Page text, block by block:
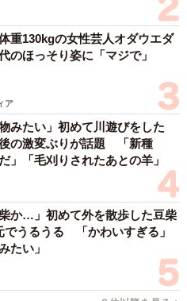
重130kgの女性芸人オダウエダ
ほっそり姿に「マジで」
ア
みたい」初めて川遊びをした
の激変ぶりが話題 「新種
」「毛刈りされたあとの羊」
柴か…」初めて外を散歩した豆柴
うるうる 「かわいすぎる」
たい」